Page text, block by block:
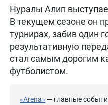
Нуралы Алип
В текущем сезоне он
турнирах, забив один
результативную
стал самым дорогим
футболистом.
«Arena» — главные